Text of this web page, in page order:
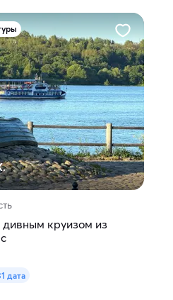
дивным круизом из
дата